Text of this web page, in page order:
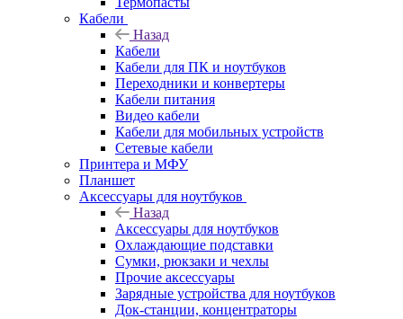
Кабели
Назад
Кабели
Кабели для ПК и ноутбуков
Переходники и конвертеры
Кабели питания
Видео кабели
Кабели для мобильных устройств
Сетевые кабели
Принтера и МФУ
Планшет
Аксессуары для ноутбуков
Назад
Аксессуары для ноутбуков
Охлаждающие подставки
Сумки, рюкзаки и чехлы
Прочие аксессуары
Зарядные устройства для ноутбуков
Док-станции, концентраторы